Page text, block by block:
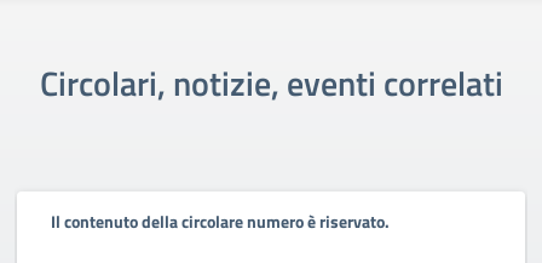
Circolari, notizie, eventi correlati
Il contenuto della circolare numero è riservato.